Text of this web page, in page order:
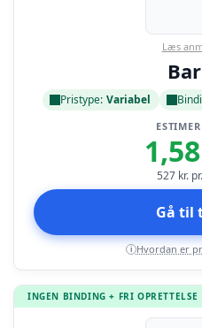
Læs
Pristype: Variabel
1,58
527 kr.
Gå til
i Hvordan er
INGEN BINDING + FRI OPRETTELSE